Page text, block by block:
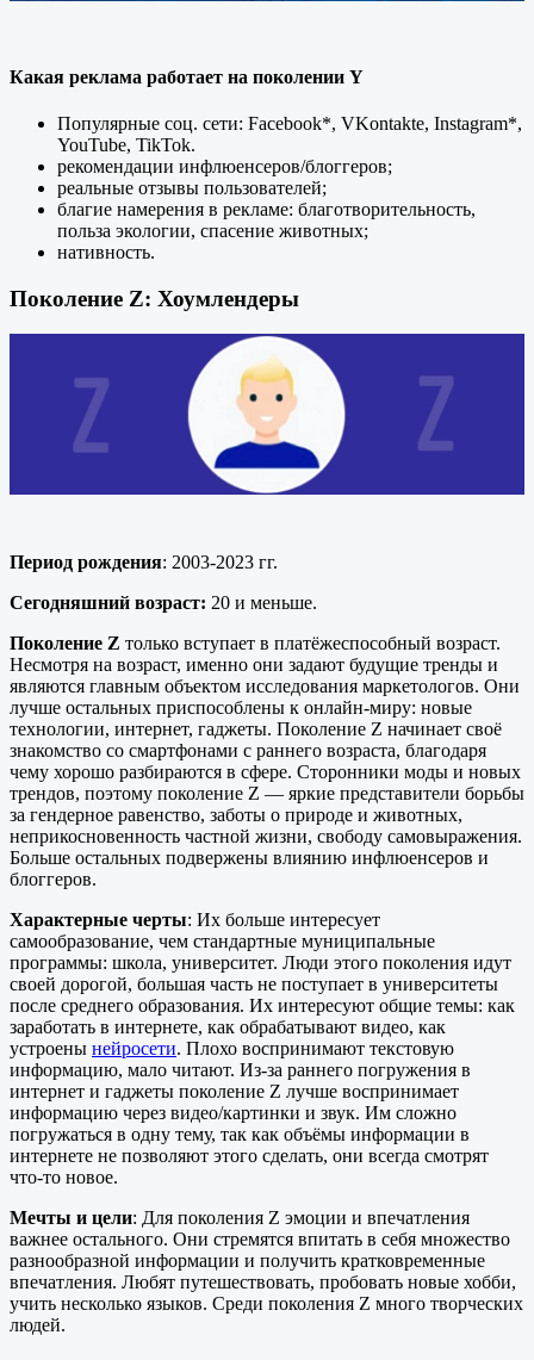
Какая реклама работает на поколении Y
Популярные соц. сети: Facebook*, VKontakte, Instagram*,
YouTube, TikTok.
рекомендации инфлюенсеров/блоггеров;
реальные отзывы пользователей;
благие намерения в рекламе: благотворительность,
польза экологии, спасение животных;
нативность.
Поколение Z: Хоумлендеры
Период рождения: 2003-2023 гг.
Сегодняшний возраст: 20 и меньше.
Поколение Z только вступает в платёжеспособный возраст.
Несмотря на возраст, именно они задают будущие тренды и
являются главным объектом исследования маркетологов. Они
лучше остальных приспособлены к онлайн-миру: новые
технологии, интернет, гаджеты. Поколение Z начинает своё
знакомство со смартфонами с раннего возраста, благодаря
чему хорошо разбираются в сфере. Сторонники моды и новых
трендов, поэтому поколение Z — яркие представители борьбы
за гендерное равенство, заботы о природе и животных,
неприкосновенность частной жизни, свободу самовыражения.
Больше остальных подвержены влиянию инфлюенсеров и
блоггеров.
Характерные черты: Их больше интересует
самообразование, чем стандартные муниципальные
программы: школа, университет. Люди этого поколения идут
своей дорогой, большая часть не поступает в университеты
после среднего образования. Их интересуют общие темы: как
заработать в интернете, как обрабатывают видео, как
устроены нейросети. Плохо воспринимают текстовую
информацию, мало читают. Из-за раннего погружения в
интернет и гаджеты поколение Z лучше воспринимает
информацию через видео/картинки и звук. Им сложно
погружаться в одну тему, так как объёмы информации в
интернете не позволяют этого сделать, они всегда смотрят
что-то новое.
Мечты и цели: Для поколения Z эмоции и впечатления
важнее остального. Они стремятся впитать в себя множество
разнообразной информации и получить кратковременные
впечатления. Любят путешествовать, пробовать новые хобби,
учить несколько языков. Среди поколения Z много творческих
людей.